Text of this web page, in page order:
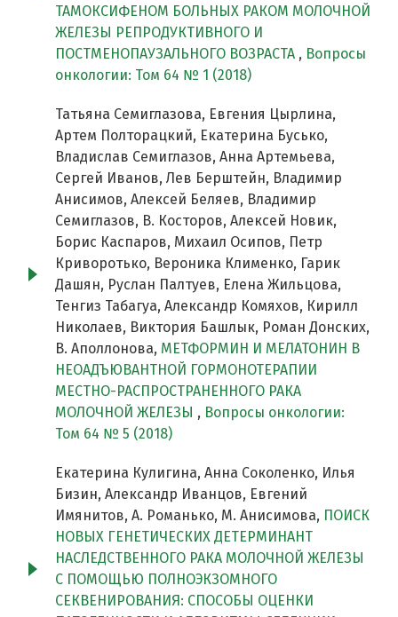
ТАМОКСИФЕНОМ БОЛЬНЫХ РАКОМ МОЛОЧНОЙ
ЖЕЛЕЗЫ РЕПРОДУКТИВНОГО И
ПОСТМЕНОПАУЗАЛЬНОГО ВОЗРАСТА , Вопросы
онкологии: Том 64 № 1 (2018)
Татьяна Семиглазова, Евгения Цырлина,
Артем Полторацкий, Екатерина Бусько,
Владислав Семиглазов, Анна Артемьева,
Сергей Иванов, Лев Берштейн, Владимир
Анисимов, Алексей Беляев, Владимир
Семиглазов, В. Косторов, Алексей Новик,
Борис Каспаров, Михаил Осипов, Петр
Криворотько, Вероника Клименко, Гарик
Дашян, Руслан Палтуев, Елена Жильцова,
Тенгиз Табагуа, Александр Комяхов, Кирилл
Николаев, Виктория Башлык, Роман Донских,
В. Аполлонова, МЕТФОРМИН И МЕЛАТОНИН В
НЕОАДЪЮВАНТНОЙ ГОРМОНОТЕРАПИИ
МЕСТНО-РАСПРОСТРАНЕННОГО РАКА
МОЛОЧНОЙ ЖЕЛЕЗЫ , Вопросы онкологии:
Том 64 № 5 (2018)
Екатерина Кулигина, Анна Соколенко, Илья
Бизин, Александр Иванцов, Евгений
Имянитов, А. Романько, М. Анисимова, ПОИСК
НОВЫХ ГЕНЕТИЧЕСКИХ ДЕТЕРМИНАНТ
НАСЛЕДСТВЕННОГО РАКА МОЛОЧНОЙ ЖЕЛЕЗЫ
С ПОМОЩЬЮ ПОЛНОЭКЗОМНОГО
СЕКВЕНИРОВАНИЯ: СПОСОБЫ ОЦЕНКИ